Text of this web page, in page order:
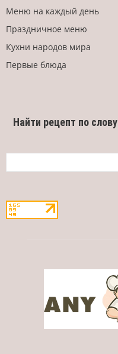
Меню на каждый день
Праздничное меню
Кухни народов мира
Первые блюда
Найти рецепт по слову